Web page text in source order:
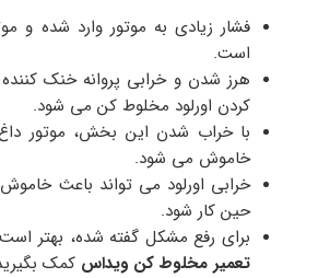
فشار زیادی به موتور وارد شده و
است.
هرز شدن و خرابی پروانه خنک
کردن اورلود مخلوط کن می شود.
با خراب شدن این بخش، موتور
خاموش می شود.
خرابی اورلود می تواند باعث
حین کار شود.
برای رفع مشکل گفته شده، بهتر است
تعمیر مخلوط کن ویداس کمک